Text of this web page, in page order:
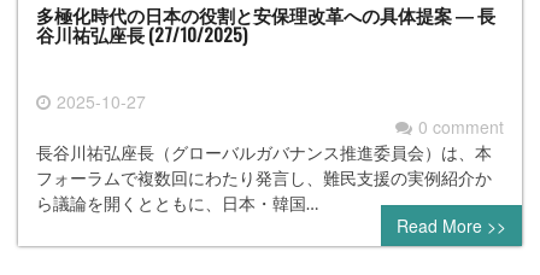
多極化時代の日本の役割と安保理改革への具体提案 ― 長
谷川祐弘座長 (27/10/2025)
2025-10-27
0 comment
長谷川祐弘座長（グローバルガバナンス推進委員会）は、本
フォーラムで複数回にわたり発言し、難民支援の実例紹介か
ら議論を開くとともに、日本・韓国…
Read More >>